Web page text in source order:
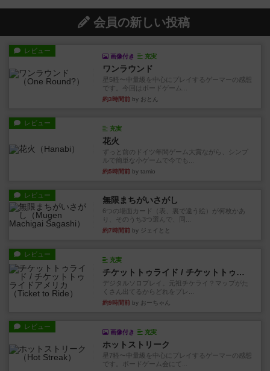
会員の新しい投稿
レビュー
画像付き 充実
ワンラウンド
星5軽〜中量級を中心にプレイするゲーマーの感想
です。今回はボードゲーム...
約3時間前 by おとん
レビュー
充実
花火
ずっと前のドイツ年間ゲーム大賞ながら、シンプ
ルで簡単な小ゲームで今でも...
約5時間前 by tamio
レビュー 無限まちがいさがし
6つの場面カード（表、裏で違う絵）が何枚かあ
り、そのうち3つ選んで、同...
約7時間前 by ジェイとと
レビュー
充実
チケットトゥライド / チケットトゥライドアメリカ
デジタルソロプレイ。元祖チケライ？マップがた
くさん出てるからどれをプレ...
約9時間前 by おーちゃん
レビュー
画像付き 充実
ホットストリーク
星7軽〜中量級を中心にプレイするゲーマーの感想
です。ボードゲーム会にて...